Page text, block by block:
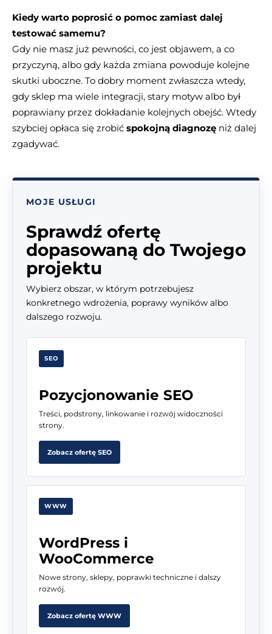
Kiedy warto poprosić o pomoc zamiast dalej
testować samemu?
Gdy nie masz już pewności, co jest objawem, a co
przyczyną, albo gdy każda zmiana powoduje kolejne
skutki uboczne. To dobry moment zwłaszcza wtedy,
gdy sklep ma wiele integracji, stary motyw albo był
poprawiany przez dokładanie kolejnych obejść. Wtedy
szybciej opłaca się zrobić spokojną diagnozę niż dalej
zgadywać.
MOJE USŁUGI
Sprawdź ofertę
dopasowaną do Twojego
projektu
Wybierz obszar, w którym potrzebujesz
konkretnego wdrożenia, poprawy wyników albo
dalszego rozwoju.
SEO
Pozycjonowanie SEO
Treści, podstrony, linkowanie i rozwój widoczności
strony.
Zobacz ofertę SEO
WWW
WordPress i
WooCommerce
Nowe strony, sklepy, poprawki techniczne i dalszy
rozwój.
Zobacz ofertę WWW